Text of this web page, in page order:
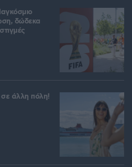
δώδεκα
άλλη πόλη!